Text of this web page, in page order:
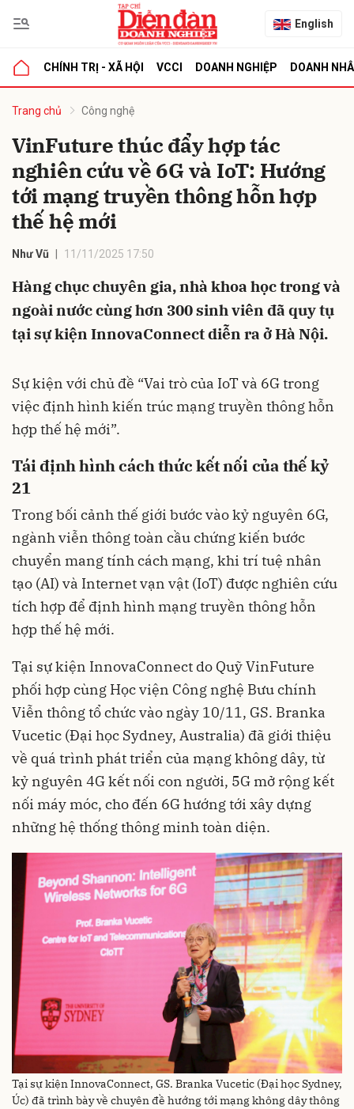
English
CHÍNH TRỊ - XÃ HỘI VCCI DOANH NGHIỆP DOANH
Trang chủ Công nghệ
VinFuture thúc đẩy hợp tác
nghiên cứu về 6G và IoT: Hướng
tới mạng truyền thông hỗn hợp
thế hệ mới
Như Vũ 11/11/2025 17:50
Hàng chục chuyên gia, nhà khoa học trong và
ngoài nước cùng hơn 300 sinh viên đã quy tụ
tại sự kiện InnovaConnect diễn ra ở Hà Nội.
Sự kiện với chủ đề “Vai trò của IoT và 6G trong
việc định hình kiến trúc mạng truyền thông hỗn
hợp thế hệ mới”.
Tái định hình cách thức kết nối của thế kỷ
21
Trong bối cảnh thế giới bước vào kỷ nguyên 6G,
ngành viễn thông toàn cầu chứng kiến bước
chuyển mang tính cách mạng, khi trí tuệ nhân
tạo (AI) và Internet vạn vật (IoT) được nghiên cứu
tích hợp để định hình mạng truyền thông hỗn
hợp thế hệ mới.
Tại sự kiện InnovaConnect do Quỹ VinFuture
phối hợp cùng Học viện Công nghệ Bưu chính
Viễn thông tổ chức vào ngày 10/11, GS. Branka
Vucetic (Đại học Sydney, Australia) đã giới thiệu
về quá trình phát triển của mạng không dây, từ
kỷ nguyên 4G kết nối con người, 5G mở rộng kết
nối máy móc, cho đến 6G hướng tới xây dựng
những hệ thống thông minh toàn diện.
Tại sự kiện InnovaConnect, GS. Branka Vucetic (Đại học Sydney,
Úc) đã trình bày về chuyên đề hướng tới mạng không dây thông
luận